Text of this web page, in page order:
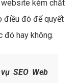
kém chất
điều đó để quyết
đó hay không.
SEO Web